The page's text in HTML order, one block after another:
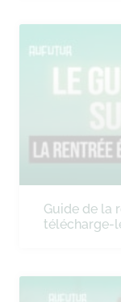
Guide de la
télécharge-